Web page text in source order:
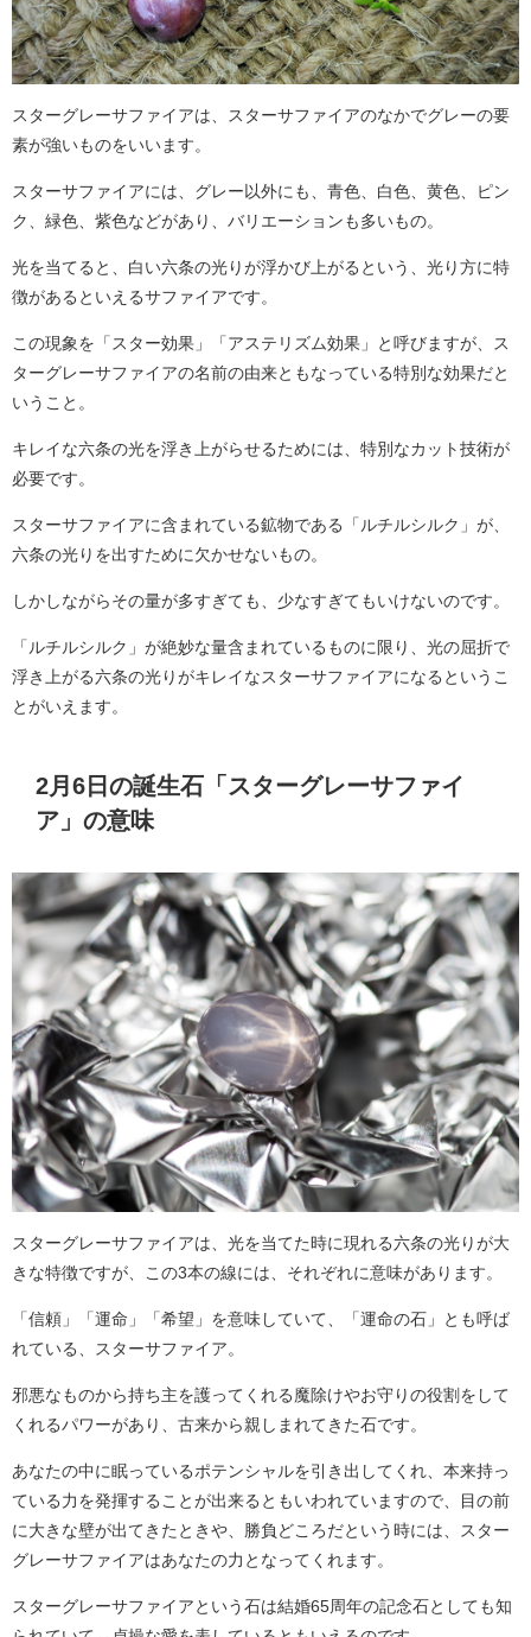
スターグレーサファイアは、スターサファイアのなかでグレーの要
素が強いものをいいます。
スターサファイアには、グレー以外にも、青色、白色、黄色、ピン
ク、緑色、紫色などがあり、バリエーションも多いもの。
光を当てると、白い六条の光りが浮かび上がるという、光り方に特
徴があるといえるサファイアです。
この現象を「スター効果」「アステリズム効果」と呼びますが、ス
ターグレーサファイアの名前の由来ともなっている特別な効果だと
いうこと。
キレイな六条の光を浮き上がらせるためには、特別なカット技術が
必要です。
スターサファイアに含まれている鉱物である「ルチルシルク」が、
六条の光りを出すために欠かせないもの。
しかしながらその量が多すぎても、少なすぎてもいけないのです。
「ルチルシルク」が絶妙な量含まれているものに限り、光の屈折で
浮き上がる六条の光りがキレイなスターサファイアになるというこ
とがいえます。
2月6日の誕生石「スターグレーサファイ
ア」の意味
スターグレーサファイアは、光を当てた時に現れる六条の光りが大
きな特徴ですが、この3本の線には、それぞれに意味があります。
「信頼」「運命」「希望」を意味していて、「運命の石」とも呼ば
れている、スターサファイア。
邪悪なものから持ち主を護ってくれる魔除けやお守りの役割をして
くれるパワーがあり、古来から親しまれてきた石です。
あなたの中に眠っているポテンシャルを引き出してくれ、本来持っ
ている力を発揮することが出来るともいわれていますので、目の前
に大きな壁が出てきたときや、勝負どころだという時には、スター
グレーサファイアはあなたの力となってくれます。
スターグレーサファイアという石は結婚65周年の記念石としても知